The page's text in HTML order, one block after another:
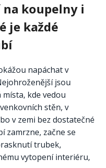
koupelny i
je každé
napáchat v
jsou
kde vedou
stěn, v
v zemi bez dostatečné
zamrzne, začne se
trubek,
vytopení interiéru,